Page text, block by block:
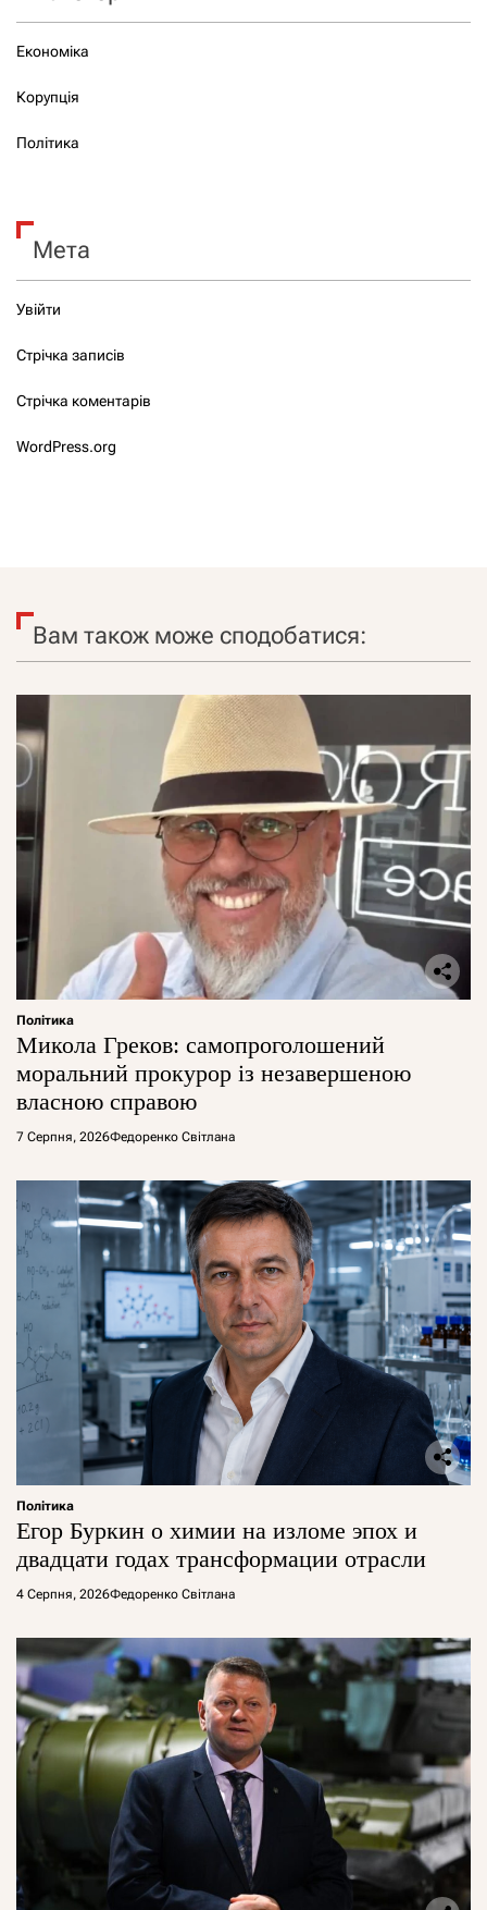
Економіка
Корупція
Політика
Мета
Увійти
Стрічка записів
Стрічка коментарів
WordPress.org
Вам також може сподобатися:
Політика
Микола Греков: самопроголошений
моральний прокурор із незавершеною
власною справою
7 Серпня, 2026Федоренко Світлана
Політика
Егор Буркин о химии на изломе эпох и
двадцати годах трансформации отрасли
4 Серпня, 2026Федоренко Світлана